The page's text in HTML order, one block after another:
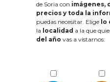
de Soria con imágenes,
precios y toda la
puedas necesitar. Elige lo
la localidad a la que
del año vas a vistarnos: